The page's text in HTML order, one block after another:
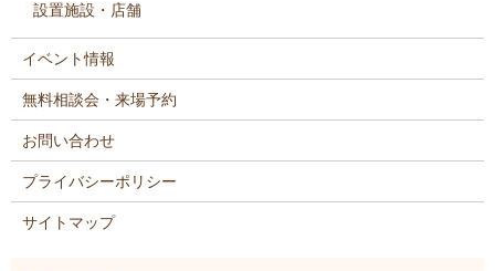
設置施設・店舗
イベント情報
無料相談会・来場予約
お問い合わせ
プライバシーポリシー
サイトマップ